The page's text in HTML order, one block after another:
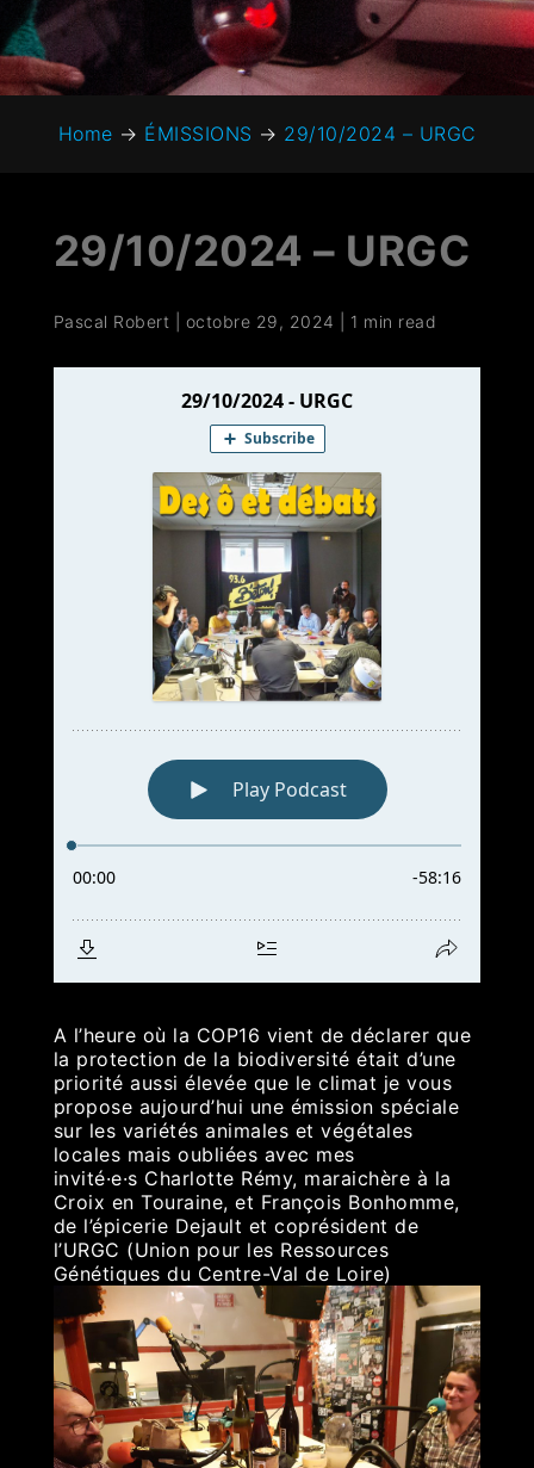
Home → ÉMISSIONS → 29/10/2024 – URGC
29/10/2024 – URGC
Pascal Robert octobre 29, 2024 1 min read
A l’heure où la COP16 vient de déclarer que
la protection de la biodiversité était d’une
priorité aussi élevée que le climat je vous
propose aujourd’hui une émission spéciale
sur les variétés animales et végétales
locales mais oubliées avec mes
invité·e·s Charlotte Rémy, maraichère à la
Croix en Touraine, et François Bonhomme,
de l’épicerie Dejault et coprésident de
l’URGC (Union pour les Ressources
Génétiques du Centre-Val de Loire)